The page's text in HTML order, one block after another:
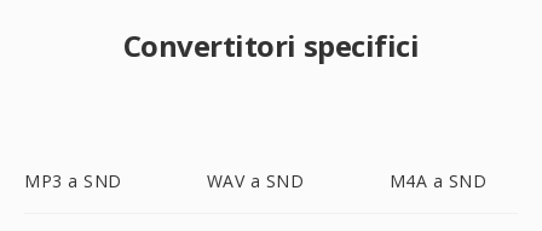
Convertitori specifici
MP3 a SND WAV a SND M4A a SND